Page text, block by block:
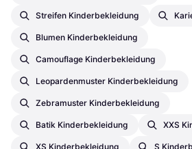
Streifen Kinderbekleidung
Blumen Kinderbekleidung
Camouflage Kinderbekleidung
Leopardenmuster Kinderbekleidung
Zebramuster Kinderbekleidung
Batik Kinderbekleidung XXS
XS Kinderbekleidung S